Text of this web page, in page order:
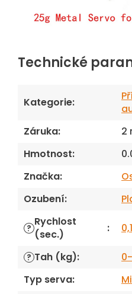
Technické
Kategorie:
Záruka:
2
Hmotnost:
Značka:
Ozubení:
? Rychlost
(sec.)
:
? Tah (kg):
Typ serva: